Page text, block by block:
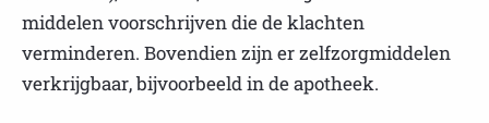
middelen voorschrijven die de klachten
verminderen. Bovendien zijn er zelfzorgmiddelen
verkrijgbaar, bijvoorbeeld in de apotheek.